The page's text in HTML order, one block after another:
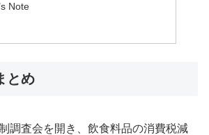
Note
とめ
調査会を開き、飲食料品の消費税減